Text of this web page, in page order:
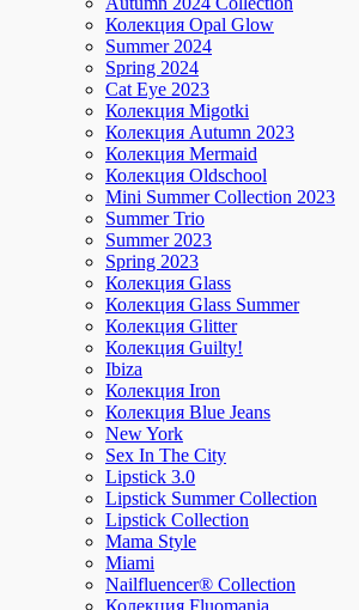
Колекция Opal Glow
Summer 2024
Spring 2024
Cat Eye 2023
Колекция Migotki
Колекция Autumn 2023
Колекция Mermaid
Колекция Oldschool
Mini Summer Collection 2023
Summer Trio
Summer 2023
Spring 2023
Колекция Glass
Колекция Glass Summer
Колекция Glitter
Колекция Guilty!
Ibiza
Колекция Iron
Колекция Blue Jeans
New York
Sex In The City
Lipstick 3.0
Lipstick Summer Collection
Lipstick Collection
Mama Style
Miami
Nailfluencer® Collection